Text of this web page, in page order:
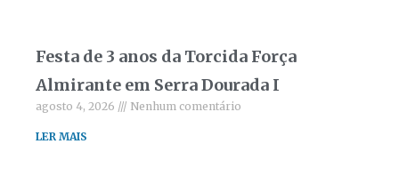
Festa de 3 anos da Torcida Força
Almirante em Serra Dourada I
agosto 4, 2026 Nenhum comentário
LER MAIS